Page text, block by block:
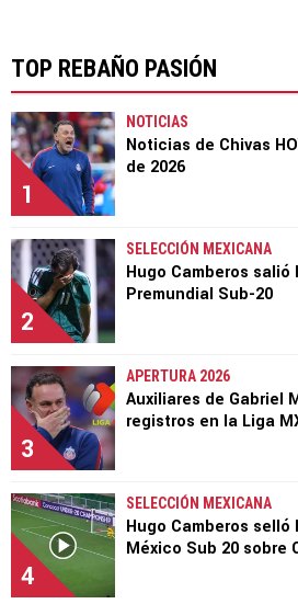
TOP REBAÑO PASIÓN
1
NOTICIAS
Noticias de Chivas
de 2026
2
SELECCIÓN MEXICANA
Hugo Camberos
Premundial Sub-20
3
APERTURA 2026
Auxiliares de Gabriel
registros en la Liga
4
SELECCIÓN MEXICANA
Hugo Camberos
México Sub 20 sobre